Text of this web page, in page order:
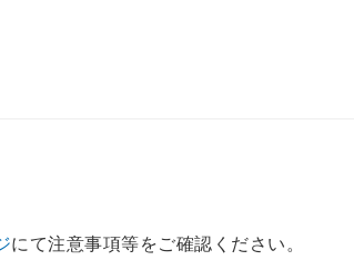
にて注意事項等をご確認ください。